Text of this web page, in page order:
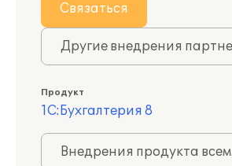
Связаться
Другие внедрения
Продукт
1С:Бухгалтерия 8
Внедрения продукта